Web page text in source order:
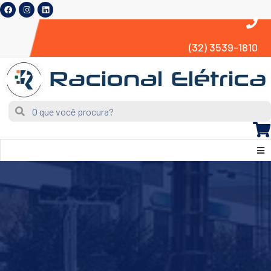
(32) 3539-1810